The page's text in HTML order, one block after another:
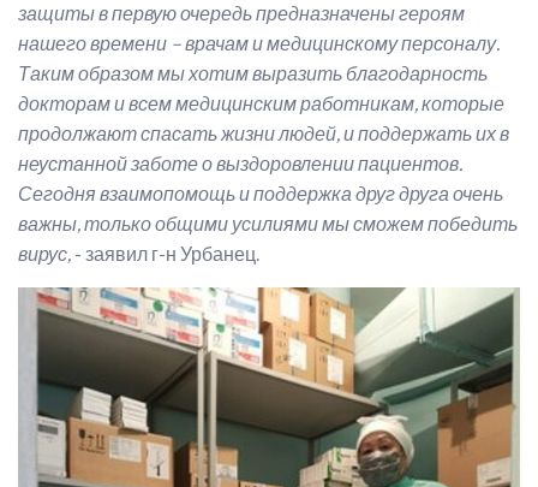
защиты в первую очередь предназначены героям
нашего времени – врачам и медицинскому персоналу.
Таким образом мы хотим выразить благодарность
докторам и всем медицинским работникам, которые
продолжают спасать жизни людей, и поддержать их в
неустанной заботе о выздоровлении пациентов.
Сегодня взаимопомощь и поддержка друг друга очень
важны, только общими усилиями мы сможем победить
вирус, - заявил г-н Урбанец.